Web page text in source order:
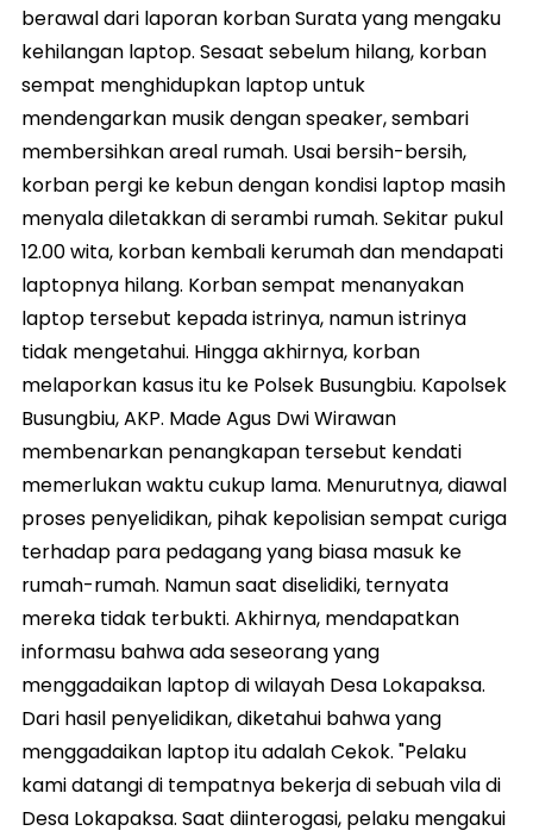
berawal dari laporan korban Surata yang mengaku
kehilangan laptop. Sesaat sebelum hilang, korban
sempat menghidupkan laptop untuk
mendengarkan musik dengan speaker, sembari
membersihkan areal rumah. Usai bersih-bersih,
korban pergi ke kebun dengan kondisi laptop masih
menyala diletakkan di serambi rumah. Sekitar pukul
12.00 wita, korban kembali kerumah dan mendapati
laptopnya hilang. Korban sempat menanyakan
laptop tersebut kepada istrinya, namun istrinya
tidak mengetahui. Hingga akhirnya, korban
melaporkan kasus itu ke Polsek Busungbiu. Kapolsek
Busungbiu, AKP. Made Agus Dwi Wirawan
membenarkan penangkapan tersebut kendati
memerlukan waktu cukup lama. Menurutnya, diawal
proses penyelidikan, pihak kepolisian sempat curiga
terhadap para pedagang yang biasa masuk ke
rumah-rumah. Namun saat diselidiki, ternyata
mereka tidak terbukti. Akhirnya, mendapatkan
informasu bahwa ada seseorang yang
menggadaikan laptop di wilayah Desa Lokapaksa.
Dari hasil penyelidikan, diketahui bahwa yang
menggadaikan laptop itu adalah Cekok. "Pelaku
kami datangi di tempatnya bekerja di sebuah vila di
Desa Lokapaksa. Saat diinterogasi, pelaku mengakui